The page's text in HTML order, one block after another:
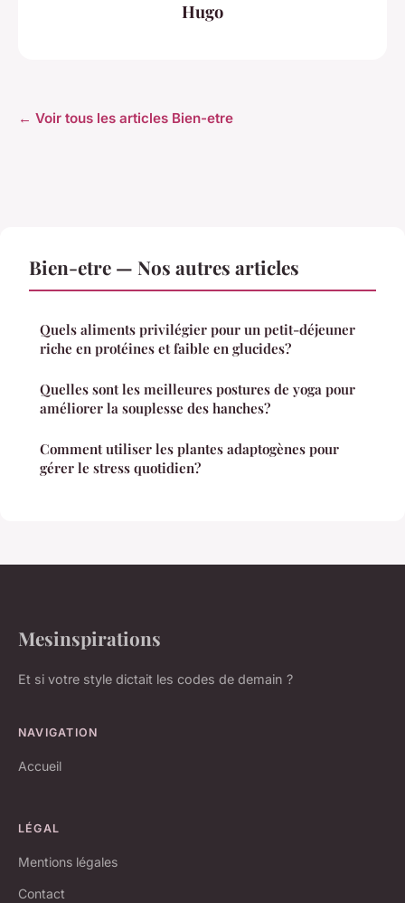
Hugo
← Voir tous les articles Bien-etre
Bien-etre — Nos autres articles
Quels aliments privilégier pour un petit-déjeuner
riche en protéines et faible en glucides?
Quelles sont les meilleures postures de yoga pour
améliorer la souplesse des hanches?
Comment utiliser les plantes adaptogènes pour
gérer le stress quotidien?
Mesinspirations
Et si votre style dictait les codes de demain ?
NAVIGATION
Accueil
LÉGAL
Mentions légales
Contact